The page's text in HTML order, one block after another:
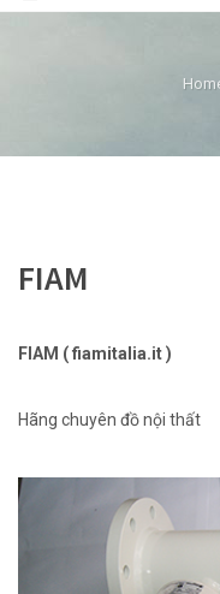
FIAM
FIAM ( fiamitalia.it )
Hãng chuyên đồ nội thất